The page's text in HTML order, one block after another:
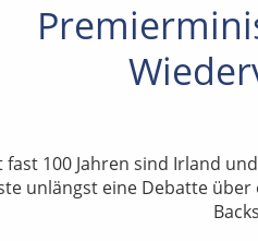
fast 100 Jahren sind Irland
unlängst eine Debatte